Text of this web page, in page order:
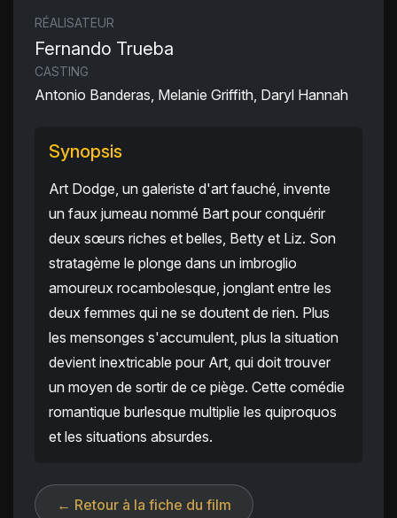
RÉALISATEUR
Fernando Trueba
CASTING
Antonio Banderas, Melanie Griffith, Daryl Hannah
Synopsis
Art Dodge, un galeriste d'art fauché, invente
un faux jumeau nommé Bart pour conquérir
deux sœurs riches et belles, Betty et Liz. Son
stratagème le plonge dans un imbroglio
amoureux rocambolesque, jonglant entre les
deux femmes qui ne se doutent de rien. Plus
les mensonges s'accumulent, plus la situation
devient inextricable pour Art, qui doit trouver
un moyen de sortir de ce piège. Cette comédie
romantique burlesque multiplie les quiproquos
et les situations absurdes.
← Retour à la fiche du film